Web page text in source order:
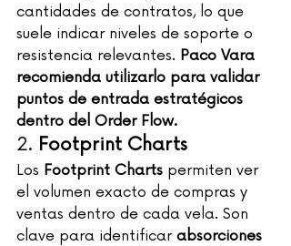
cantidades de contratos, lo que
suele indicar niveles de soporte o
resistencia relevantes. Paco Vara
recomienda utilizarlo para validar
puntos de entrada estratégicos
dentro del Order Flow.
2. Footprint Charts
Los Footprint Charts permiten ver
el volumen exacto de compras y
ventas dentro de cada vela. Son
clave para identificar absorciones